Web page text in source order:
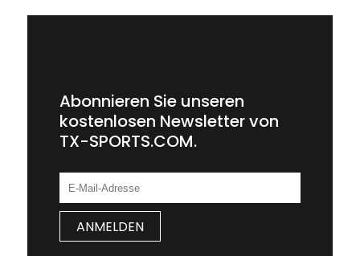
Abonnieren Sie unseren
kostenlosen Newsletter von
TX-SPORTS.COM.